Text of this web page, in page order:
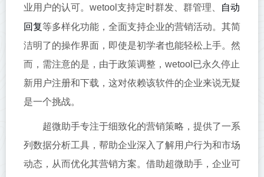
业用户的认可。wetool支持定时群发、群管理、
自动
回复等多样化功能，全面支持企业的营销活动。其简
洁明了的操作界面，即使是初学者也能轻松上手。然
而，需注意的是，由于政策调整，wetool已永久停止
新用户注册和下载，这对依赖该软件的企业来说无疑
是一个挑战。
超微助手专注于细致化的营销策略，提供了一系
列数据分析工具，帮助企业深入了解用户行为和市场
动态，从而优化其营销方案。借助超微助手，企业可